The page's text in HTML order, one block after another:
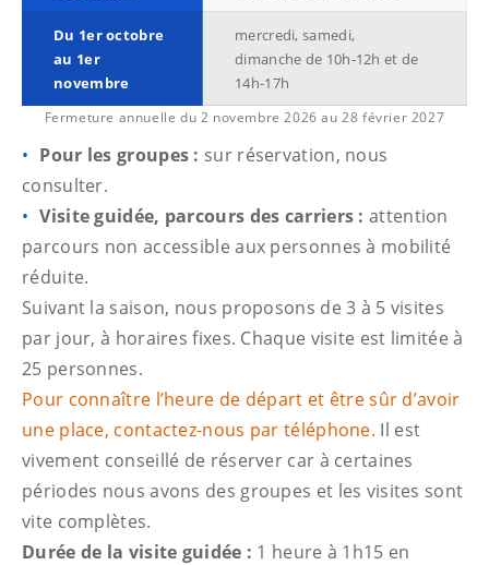
Fermeture annuelle du 2 novembre 2026 au 28 février 2027
Du 1er octobre
au 1er
novembre
mercredi, samedi,
dimanche de 10h-12h et de
14h-17h
Pour les groupes : sur réservation, nous
consulter.
Visite guidée, parcours des carriers : attention
parcours non accessible aux personnes à mobilité
réduite.
Suivant la saison, nous proposons de 3 à 5 visites
par jour, à horaires fixes. Chaque visite est limitée à
25 personnes.
Pour connaître l’heure de départ et être sûr d’avoir
une place, contactez-nous par téléphone. Il est
vivement conseillé de réserver car à certaines
périodes nous avons des groupes et les visites sont
vite complètes.
Durée de la visite guidée : 1 heure à 1h15 en